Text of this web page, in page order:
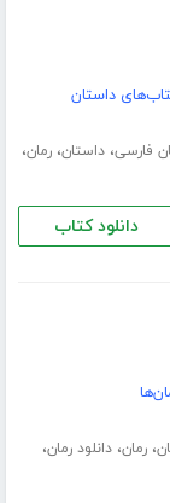
داستان
فارسی،داستان،رمان،
دانلود کتاب
،رمان،دانلود رمان،